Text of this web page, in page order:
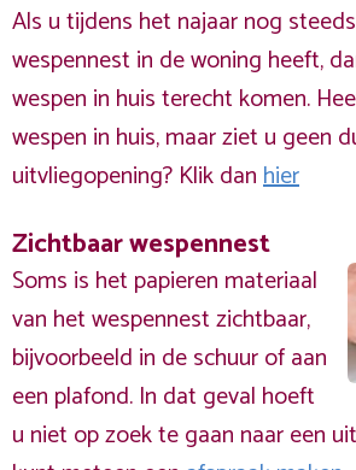
Als u tijdens het najaar nog
wespennest in de woning heeft,
wespen in huis terecht komen.
wespen in huis, maar ziet u geen
uitvliegopening? Klik danhier
Zichtbaar wespennest
Soms is het papieren materiaal
van het wespennest zichtbaar,
bijvoorbeeld in de schuur of aan
een plafond. In dat geval hoeft
u niet op zoek te gaan naar een